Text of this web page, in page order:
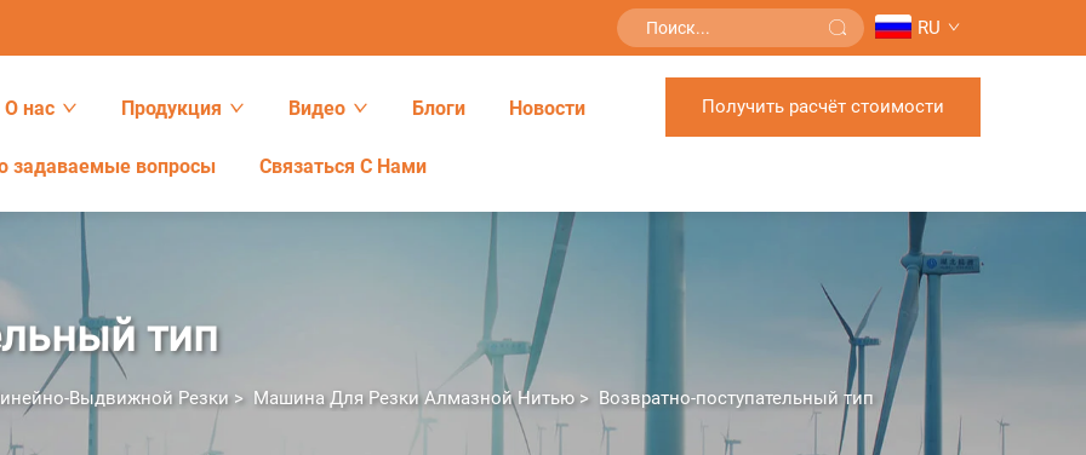
RU
О нас Продукция Видео Блоги Новости
задаваемые вопросы Связаться С Нами
Получить расчёт стоимости
тип
Выдвижной Резки> Машина Для Резки Алмазной Нитью > Возвратно-поступательный тип